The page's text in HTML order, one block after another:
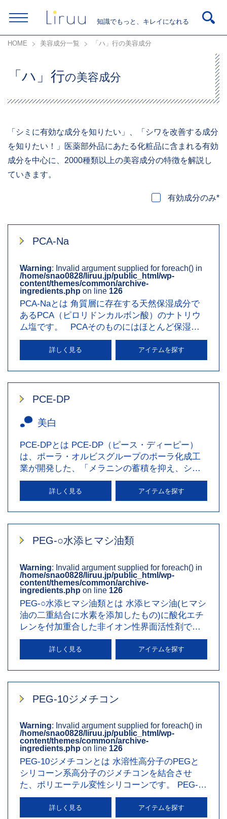
知識でもっと、キレイになれる
HOME 美容成分一覧 「ハ」行の美容成分
「ハ」行の美容成分
「シミに有効な成分を知りたい」、「シワを改善する成分
を知りたい！」医薬部外品にあたる化粧品に含まれる有効
成分を中心に、2000種類以上の美容成分の特徴を解説し
ていきます。
有効成分のみ*
PCA-Na
Warning: Invalid argument supplied for foreach() in
/home/snao0828/liruu.jp/public_html/wp-
content/themes/common/archive-
ingredients.php on line 126
PCA-Naとは 角質層に存在する天然保湿成分で
あるPCA（ピロリドンカルボン酸）のナトリウ
ム塩です。 PCAそのものにはほとんど保湿力
はありませんが、ナトリウム…
詳しく見る アイテムを探す
PCE-DP
美白
PCE-DPとは PCE-DP（ピース・ディーピー）
は、ポーラ・オルビスグループのポーラ化成工
業が開発した、「メラニンの蓄積を抑え、シ
ミ・そばかすを防ぐ」効能・効…
詳しく見る アイテムを探す
PEG-○水添ヒマシ油類
Warning: Invalid argument supplied for foreach() in
/home/snao0828/liruu.jp/public_html/wp-
content/themes/common/archive-
ingredients.php on line 126
PEG-○水添ヒマシ油類とは 水添ヒマシ油(ヒマシ
油の二重結合に水素を添加したもの)に酸化エチ
レンを付加重合した非イオン性界面活性剤で
す。 酸化エチレンの重合…
詳しく見る アイテムを探す
PEG-10ジメチコン
Warning: Invalid argument supplied for foreach() in
/home/snao0828/liruu.jp/public_html/wp-
content/themes/common/archive-
ingredients.php on line 126
PEG-10ジメチコンとは 水溶性高分子のPEGと
シリコーン系高分子のジメチコンを結合させ
た、ポリエーテル変性シリコーンです。 PEG-10
ジメチコンの効果・働き …
詳しく見る アイテムを探す